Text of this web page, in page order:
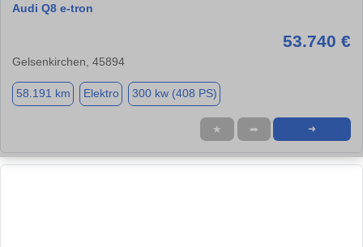
Audi Q8 e-tron
53.740 €
Gelsenkirchen, 45894
58.191 km Elektro 300 kw (408 PS)
★ ➦ ➜